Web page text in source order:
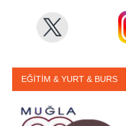
EĞİTİM & YURT & BURS